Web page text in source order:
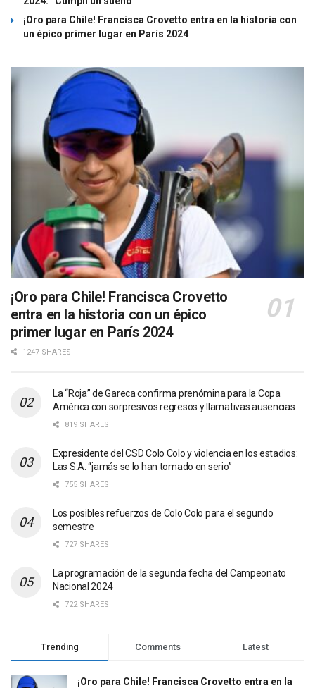
¡Oro para Chile! Francisca Crovetto entra en la historia con
un épico primer lugar en París 2024
¡Oro para Chile! Francisca Crovetto
entra en la historia con un épico
primer lugar en París 2024
1247 SHARES
La “Roja” de Gareca confirma prenómina para la Copa
América con sorpresivos regresos y llamativas ausencias
819 SHARES
Expresidente del CSD Colo Colo y violencia en los estadios:
Las S.A. “jamás se lo han tomado en serio”
755 SHARES
Los posibles refuerzos de Colo Colo para el segundo
semestre
727 SHARES
La programación de la segunda fecha del Campeonato
Nacional 2024
722 SHARES
Trending Comments Latest
¡Oro para Chile! Francisca Crovetto entra en la